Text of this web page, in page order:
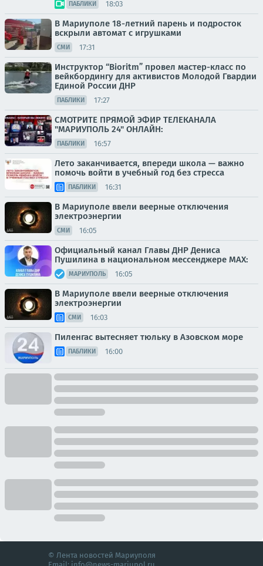
ПАБЛИКИ 18:03
В Мариуполе 18-летний парень и подросток
вскрыли автомат с игрушками
СМИ 17:31
Инструктор “Bioritm” провел мастер-класс по
вейкбордингу для активистов Молодой Гвардии
Единой России ДНР
ПАБЛИКИ 17:27
СМОТРИТЕ ПРЯМОЙ ЭФИР ТЕЛЕКАНАЛА
"МАРИУПОЛЬ 24" ОНЛАЙН:
ПАБЛИКИ 16:57
Лето заканчивается, впереди школа — важно
помочь войти в учебный год без стресса
ПАБЛИКИ 16:31
В Мариуполе ввели веерные отключения
электроэнергии
СМИ 16:05
Официальный канал Главы ДНР Дениса
Пушилина в национальном мессенджере MAX:
МАРИУПОЛЬ 16:05
В Мариуполе ввели веерные отключения
электроэнергии
СМИ 16:03
Пиленгас вытесняет тюльку в Азовском море
ПАБЛИКИ 16:00
© Лента новостей Мариуполя